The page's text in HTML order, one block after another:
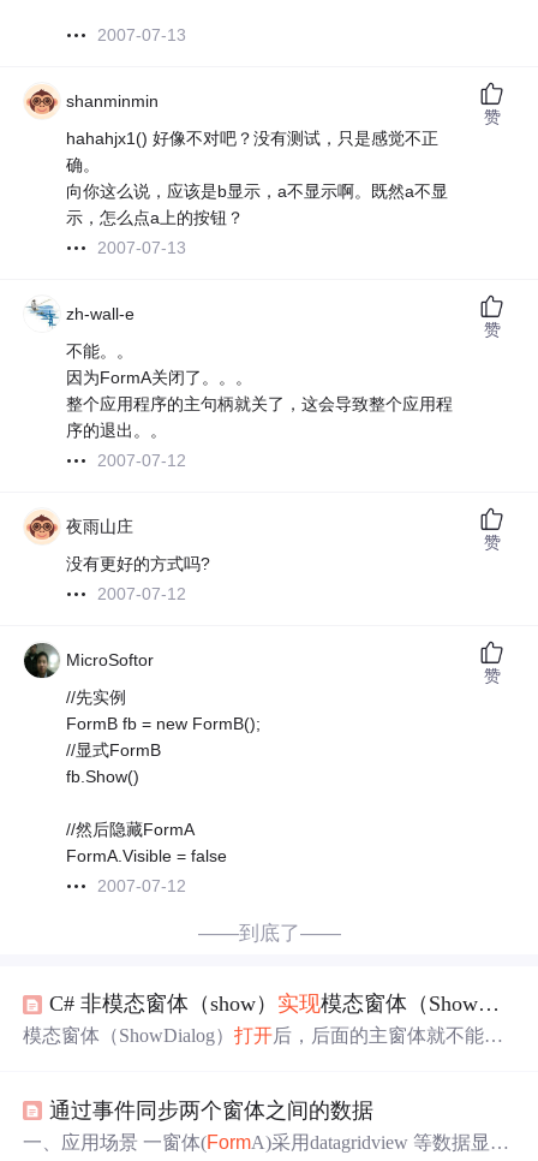
2007-07-13
shanminmin
hahahjx1() 好像不对吧？没有测试，只是感觉不正
确。
向你这么说，应该是b显示，a不显示啊。既然a不显
示，怎么点a上的按钮？
2007-07-13
赞
zh-wall-e
不能。。
因为FormA关闭了。。。
整个应用程序的主句柄就关了，这会导致整个应用程
序的退出。。
2007-07-12
赞
夜雨山庄
没有更好的方式吗?
2007-07-12
赞
MicroSoftor
//先实例
FormB fb = new FormB();
//显式FormB
fb.Show()
//然后隐藏FormA
FormA.Visible = false
2007-07-12
赞
——到底了——
C# 非模态窗体（show） 实现模态窗体（ShowDialog）的效果
模态窗体（ShowDialog）打开后，后面的主窗体就不能做
要 关闭。子窗体只能打开一个。）同时，保留非模态窗体
的一些特性（主窗体和子窗体都能操作，比如文本的书写
通过事件同步两个窗体之间的数据
一、应用场景 一窗体(FormA)采用datagridview 等数据显示